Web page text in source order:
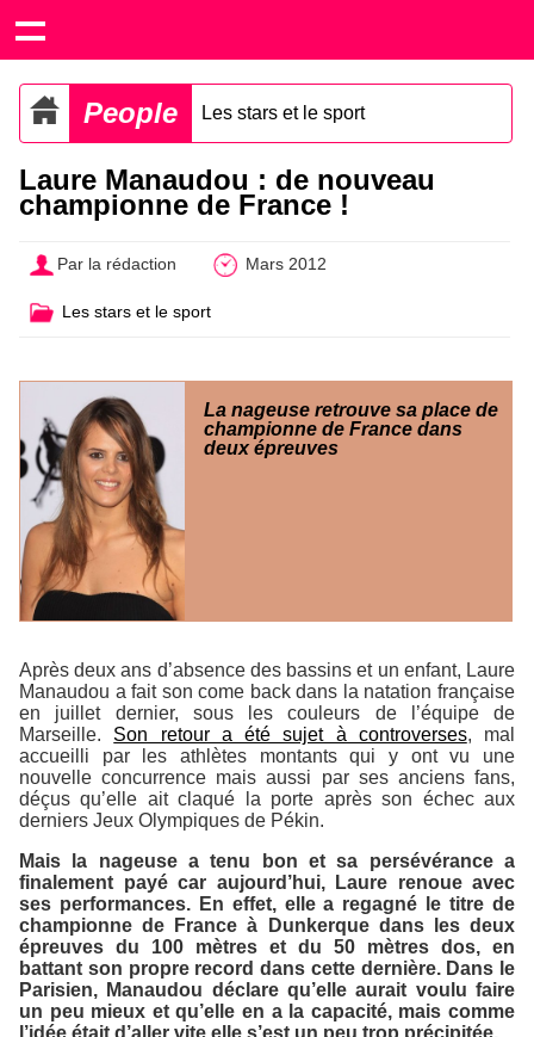
People Les stars et le sport
Laure Manaudou : de nouveau
championne de France !
Par la rédaction Mars 2012
Les stars et le sport
La nageuse retrouve sa place de
championne de France dans
deux épreuves
Après deux ans d’absence des bassins et un enfant, Laure
Manaudou a fait son come back dans la natation française
en juillet dernier, sous les couleurs de l’équipe de
Marseille. Son retour a été sujet à controverses, mal
accueilli par les athlètes montants qui y ont vu une
nouvelle concurrence mais aussi par ses anciens fans,
déçus qu’elle ait claqué la porte après son échec aux
derniers Jeux Olympiques de Pékin.
Mais la nageuse a tenu bon et sa persévérance a
finalement payé car aujourd’hui, Laure renoue avec
ses performances. En effet, elle a regagné le titre de
championne de France à Dunkerque dans les deux
épreuves du 100 mètres et du 50 mètres dos, en
battant son propre record dans cette dernière. Dans le
Parisien, Manaudou déclare qu’elle aurait voulu faire
un peu mieux et qu’elle en a la capacité, mais comme
l’idée était d’aller vite elle s’est un peu trop précipitée.